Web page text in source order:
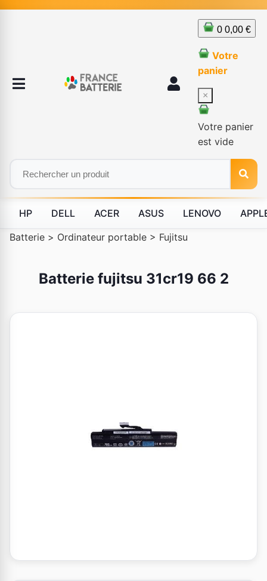
0 0,00 €
Votre
panier
×
Votre panier
est vide
HP DELL ACER ASUS LENOVO
Batterie > Ordinateur portable > Fujitsu
Batterie fujitsu 31cr19 66 2